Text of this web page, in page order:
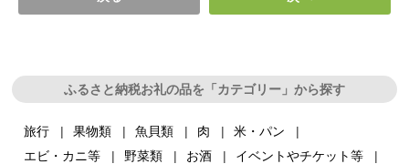
ふるさと納税お礼の品を「カテゴリー」から探す
旅行 果物類 魚貝類 肉
米・パン
エビ・カニ等
野菜類 お酒
イベントやチケット等